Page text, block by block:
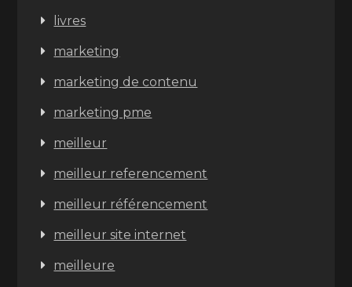
livres
marketing
marketing de contenu
marketing pme
meilleur
meilleur referencement
meilleur référencement
meilleur site internet
meilleure